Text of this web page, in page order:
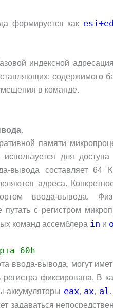
формируется как
индексной
cодержимого
в команде.
.
памяти
для
вывода составляет 64
адреса.
ввода-вывода.
путать с регистром
команд ассемблера in и
60h
ввода-вывода, могут
регистра фиксирована. В
аккумуляторы eax, ax, al
задаваться